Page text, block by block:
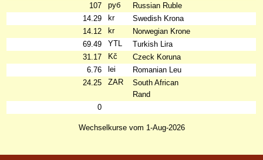
107
руб
Russian Ruble
14.29
kr
Swedish Krona
14.12
kr
Norwegian Krone
69.49
YTL
Turkish Lira
31.17
Kč
Czeck Koruna
6.76
lei
Romanian Leu
24.25
ZAR
South African
Rand
0
Wechselkurse vom 1-Aug-2026